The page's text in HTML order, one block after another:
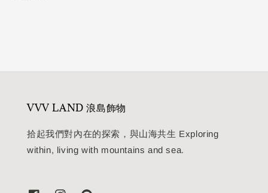
VVV LAND 浪島飾物
拾起我們對內在的探索，與山海共生 Exploring
within, living with mountains and sea.